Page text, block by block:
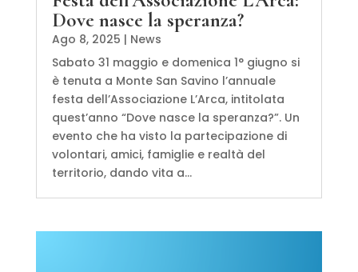
Dove nasce la speranza?
Ago 8, 2025 | News
Sabato 31 maggio e domenica 1° giugno si
è tenuta a Monte San Savino l’annuale
festa dell’Associazione L’Arca, intitolata
quest’anno “Dove nasce la speranza?”. Un
evento che ha visto la partecipazione di
volontari, amici, famiglie e realtà del
territorio, dando vita a...